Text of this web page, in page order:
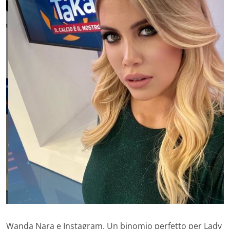
Wanda Nara e Instagram. Un binomio perfetto per Lady